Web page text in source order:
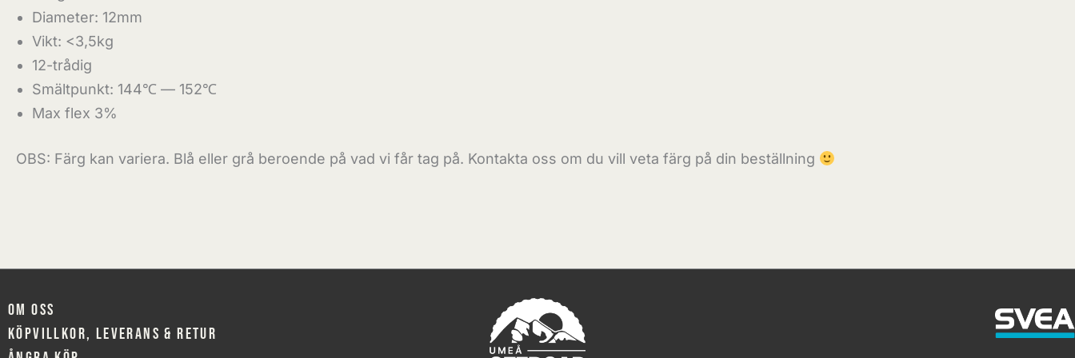
Diameter: 12mm
Vikt: <3,5kg
12-trådig
Smältpunkt: 144℃ — 152℃
Max flex 3%
OBS: Färg kan variera. Blå eller grå beroende på vad vi får tag på. Kontakta oss om du vill veta färg på din beställning
Om oss
Köpvillkor, leverans & retur